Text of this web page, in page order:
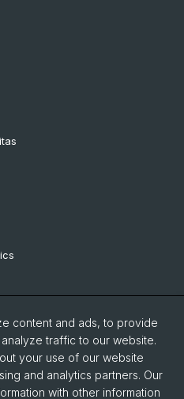
Roman Archaeology
content and ads, to provide
traffic to our website.
your use of our website
and analytics partners. Our
with other information